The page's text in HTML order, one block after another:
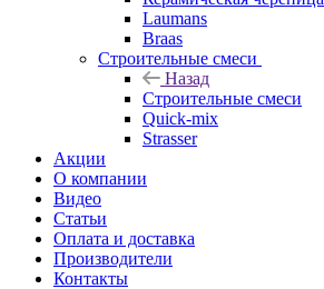
Laumans
Braas
Строительные смеси
Назад
Строительные смеси
Quick-mix
Strasser
Акции
О компании
Видео
Статьи
Оплата и доставка
Производители
Контакты